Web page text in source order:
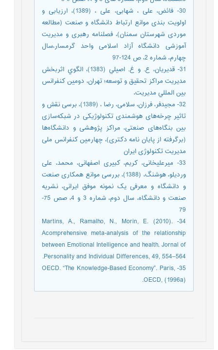
30- فائض، علی ، شهابی، علی ، (1389)، ارزیابی و
اولویت بندی موانع ارتباط دانشگاه و صنعت (مطالعه
موردی شهرستان سمنان)، فصلنامه رهبری و مدیریت
آموزشی دانشگاه آزاد اسلامی واحد گرمسار،سال
چهارم، شماره 2، ص 124-97
31- قديريان، ع. و غ. اصيلي (1383)، الگوي اثربخش
مديريت مراكز تحقيق و توسعه؛ تهران، دومين كنفرانس
بين المللي مديريت،
32- مجیدفر، فرزان، سلامی، رضا ، (1389)، برسی نقش و
تاثیر چرخه‌های هوشمندی تکنولوژیکی در شبکه‌سازی
بین بنگاه‌های صنعتی، مراکز پژوهشی و دانشگاه‌ها
(برگرفته از پایان نامه دکتری)، چهارمین کنفرانس ملی
مدیریت تکنولوژی ایران
33- میرعلیخانی، کریم، کبیری اصفهانی، محمد، علی
وردیلو، هوشنگ، (1388)، بررسی موانع همکاری صنعت
و دانشگاه و معرفی یک نمونه موفق ایرانی، نشریه
صنعت و دانشگاه، سال دوم، شماره 3 و 4، صص 75-
79
34- Martins, A., Ramalho, N., Morin, E. (2010).
Acomprehensive meta-analysis of the relationship
between Emotional Intelligence and health. Jornal of
Personality and Individual Differences, 49, 554–564.
35- OECD. “The Knowledge-Based Economy”. Paris,
OECD, (1996a).